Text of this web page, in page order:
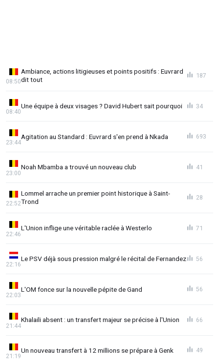
Ambiance, actions litigieuses et points positifs : Euvrard
dit tout
08:50
187
Une équipe à deux visages ? David Hubert sait pourquoi
08:40
34
Agitation au Standard : Euvrard s'en prend à Nkada
23:44
693
Noah Mbamba a trouvé un nouveau club
23:00
41
Lommel arrache un premier point historique à Saint-
Trond
22:52
28
L'Union inflige une véritable raclée à Westerlo
22:46
71
Le PSV déjà sous pression malgré le récital de Fernandez
22:16
56
L'OM fonce sur la nouvelle pépite de Gand
22:03
56
Khalaili absent : un transfert majeur se précise à l'Union
21:44
66
Un nouveau transfert à 12 millions se prépare à Genk
21:19
49